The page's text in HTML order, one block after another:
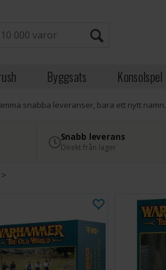
Byggsats Konsolspel
snabba leveranser, bara ett nytt namn.
Snabb leverans
Direkt från lager
>